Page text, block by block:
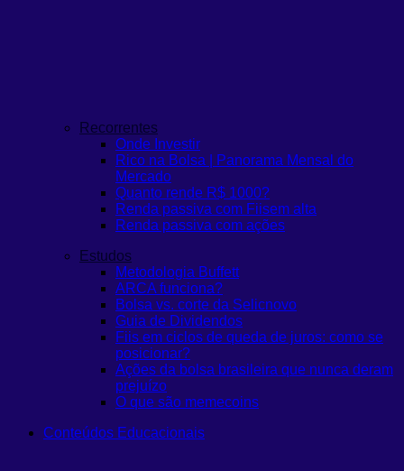
Recorrentes
Onde Investir
Rico na Bolsa | Panorama Mensal do
Mercado
Quanto rende R$ 1000?
Renda passiva com Fiisem alta
Renda passiva com ações
Estudos
Metodologia Buffett
ARCA funciona?
Bolsa vs. corte da Selicnovo
Guia de Dividendos
Fiis em ciclos de queda de juros: como se
posicionar?
Ações da bolsa brasileira que nunca deram
prejuízo
O que são memecoins
Conteúdos Educacionais